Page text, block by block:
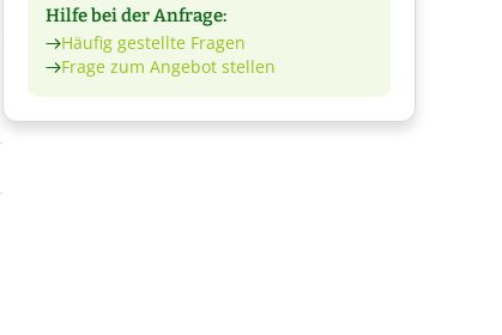
Hilfe bei der Anfrage:
Häufig gestellte Fragen
Frage zum Angebot stellen